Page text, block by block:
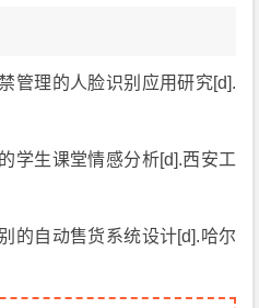
管理的人脸识别应用研究[d].
学生课堂情感分析[d].西安工
的自动售货系统设计[d].哈尔